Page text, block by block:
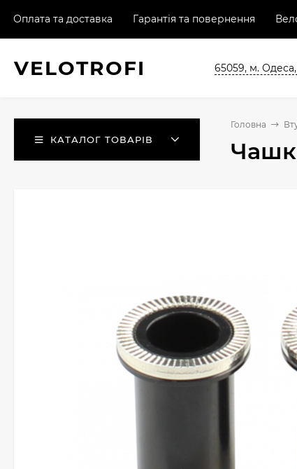
Оплата та доставка Гарантія та повернення
VELOTROFI 65059, м.
КАТАЛОГ ТОВАРІВ
Головна